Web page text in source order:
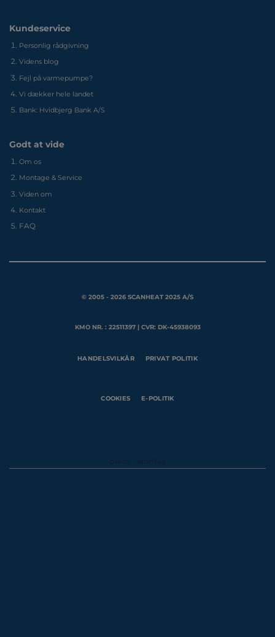
Kundeservice
Personlig rådgivning
Videns blog
Fejl på varmepumpe?
Vi dækker hele landet
Bank: Hvidbjerg Bank A/S
Godt at vide
Om os
Montage & Service
Viden om
Kontakt
FAQ
© 2005 - 2026 SCANHEAT 2025 A/S
KMO NR. : 22511397 | CVR: DK-45938093
HANDELSVILKÅR PRIVAT POLITIK
COOKIES E-POLITIK
OM OS KONTAKT